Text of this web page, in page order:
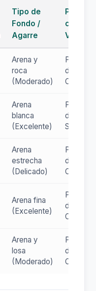
Tipo de
Fondo /
Agarre
contra
Vientos
Arena y
roca
(Moderado)
del
Oeste
Arena
blanca
(Excelente)
del
Sur
Arena
estrecha
(Delicado)
del
Oeste
Arena fina
(Excelente)
del
Oeste
Arena y
losa
(Moderado)
del
Oeste